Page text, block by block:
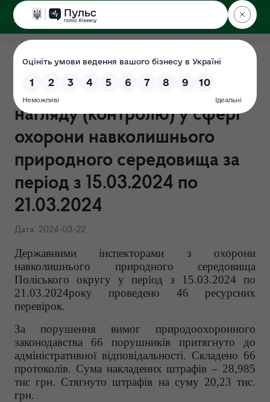
ДЕРЖЕКОІНСПЕКЦІЯ
Поліського округу
ЗВІТ щодо результатів
здійснення державного
нагляду (контролю) у сфері
охорони навколишнього
природного середовища за
період з 15.03.2024 по
21.03.2024
Дата: 2024-03-22
Державними інспекторами з охорони
навколишнього природного середовища
Поліського округу у період з 15.03.2024 по
21.03.2024року проведено 46 ресурсних
перевірок.
За порушення вимог природоохоронного
законодавства 66 порушників притягнуто до
адміністративної відповідальності. Складено 66
протоколів. Сума накладених штрафів – 28,985
тис грн. Стягнуто штрафів на суму 20,23 тис.
грн.